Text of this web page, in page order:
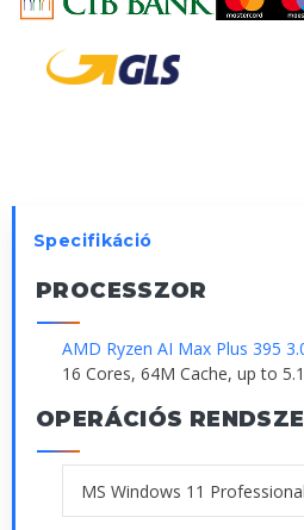
Specifikáció
PROCESSZOR
AMD Ryzen AI Max Plus 395
16 Cores, 64M Cache, up to
OPERÁCIÓS